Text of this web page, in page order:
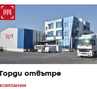
Горди отвътре
КОМПАНИИ